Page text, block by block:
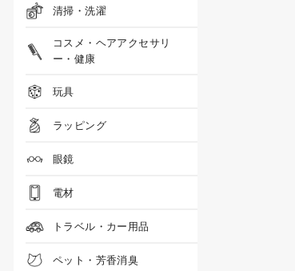
清掃・洗濯
コスメ・ヘアアクセサリ
ー・健康
玩具
ラッピング
眼鏡
電材
トラベル・カー用品
ペット・芳香消臭